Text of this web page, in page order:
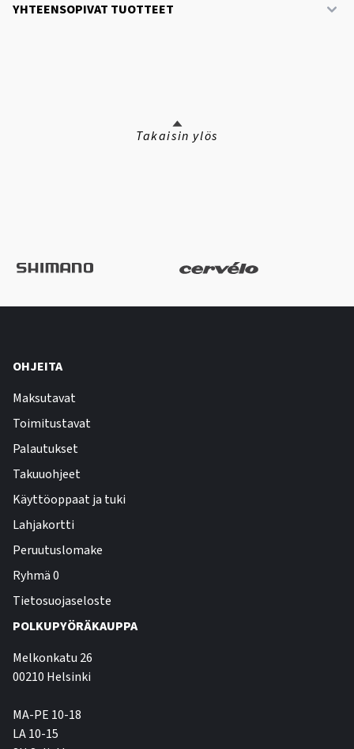
YHTEENSOPIVAT TUOTTEET
Takaisin ylös
OHJEITA
Maksutavat
Toimitustavat
Palautukset
Takuuohjeet
Käyttöoppaat ja tuki
Lahjakortti
Peruutuslomake
Ryhmä 0
Tietosuojaseloste
POLKUPYÖRÄKAUPPA
Melkonkatu 26
00210 Helsinki
MA-PE 10-18
LA 10-15